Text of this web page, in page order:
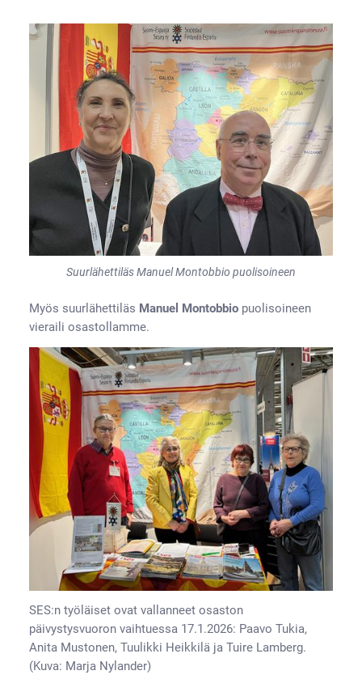
Suurlähettiläs Manuel Montobbio puolisoineen
Myös suurlähettiläs Manuel Montobbiopuolisoineen
vieraili osastollamme.
SES:n työläiset ovat vallanneet osaston
päivystysvuoron vaihtuessa 17.1.2026: Paavo Tukia,
Anita Mustonen, Tuulikki Heikkilä ja Tuire Lamberg.
(Kuva: Marja Nylander)